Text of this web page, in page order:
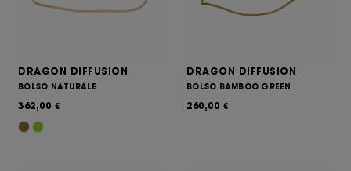
DRAGON DIFFUSION
BOLSO NATURALE
362,00 €
DRAGON DIFFUSION
BOLSO BAMBOO GREEN
260,00 €